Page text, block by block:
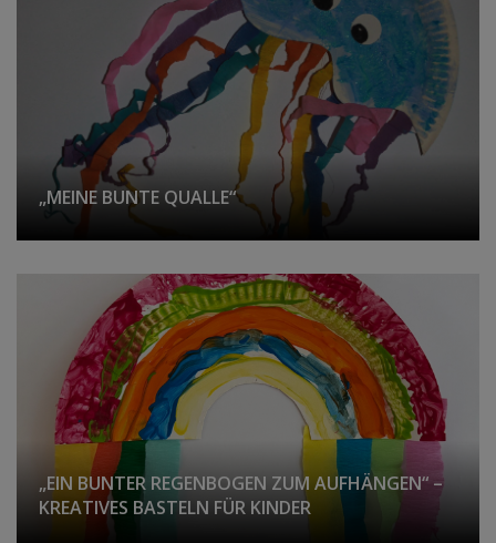
„MEINE BUNTE QUALLE“
„EIN BUNTER REGENBOGEN ZUM AUFHÄNGEN“ –
KREATIVES BASTELN FÜR KINDER